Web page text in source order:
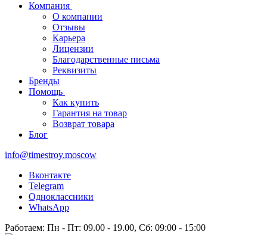
Компания
О компании
Отзывы
Карьера
Лицензии
Благодарственные письма
Реквизиты
Бренды
Помощь
Как купить
Гарантия на товар
Возврат товара
Блог
info@timestroy.moscow
Вконтакте
Telegram
Одноклассники
WhatsApp
Работаем: Пн - Пт: 09.00 - 19.00, Сб: 09:00 - 15:00